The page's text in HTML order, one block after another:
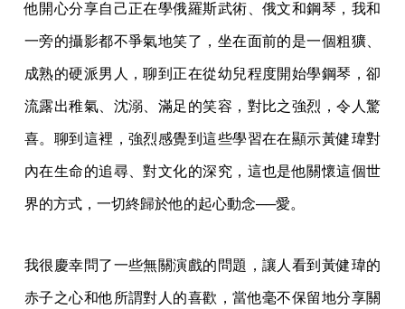
他開心分享自己正在學俄羅斯武術、俄文和鋼琴，我和
一旁的攝影都不爭氣地笑了，坐在面前的是一個粗獷、
成熟的硬派男人，聊到正在從幼兒程度開始學鋼琴，卻
流露出稚氣、沈溺、滿足的笑容，對比之強烈，令人驚
喜。聊到這裡，強烈感覺到這些學習在在顯示黃健瑋對
內在生命的追尋、對文化的深究，這也是他關懷這個世
界的方式，一切終歸於他的起心動念──愛。
我很慶幸問了一些無關演戲的問題，讓人看到黃健瑋的
赤子之心和他所謂對人的喜歡，當他毫不保留地分享關